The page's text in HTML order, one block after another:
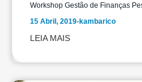
Workshop Gestão de Finanças
15 Abril, 2019-kambarico
LEIA MAIS